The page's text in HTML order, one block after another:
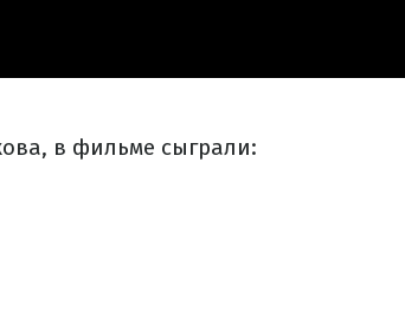
в фильме сыграли: